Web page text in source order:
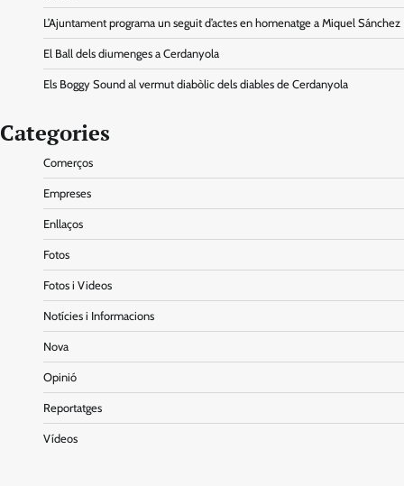
L’Ajuntament programa un seguit d’actes en homenatge a Miquel Sánchez
El Ball dels diumenges a Cerdanyola
Els Boggy Sound al vermut diabòlic dels diables de Cerdanyola
Categories
Comerços
Empreses
Enllaços
Fotos
Fotos i Videos
Notícies i Informacions
Nova
Opinió
Reportatges
Vídeos